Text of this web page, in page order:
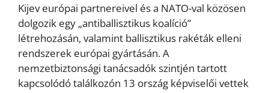
Kijev európai partnereivel és a NATO-val közösen
dolgozik egy „antiballisztikus koalíció”
létrehozásán, valamint ballisztikus rakéták elleni
rendszerek európai gyártásán. A
nemzetbiztonsági tanácsadók szintjén tartott
kapcsolódó találkozón 13 ország képviselői vettek